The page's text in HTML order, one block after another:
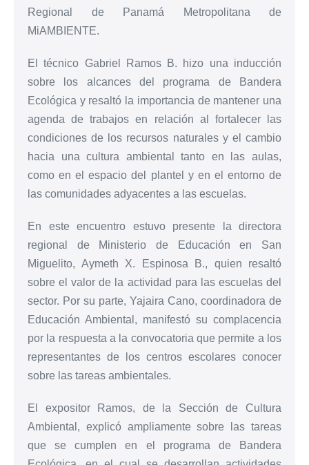
Regional de Panamá Metropolitana de
MiAMBIENTE.
El técnico Gabriel Ramos B. hizo una inducción
sobre los alcances del programa de Bandera
Ecológica y resaltó la importancia de mantener una
agenda de trabajos en relación al fortalecer las
condiciones de los recursos naturales y el cambio
hacia una cultura ambiental tanto en las aulas,
como en el espacio del plantel y en el entorno de
las comunidades adyacentes a las escuelas.
En este encuentro estuvo presente la directora
regional de Ministerio de Educación en San
Miguelito, Aymeth X. Espinosa B., quien resaltó
sobre el valor de la actividad para las escuelas del
sector. Por su parte, Yajaira Cano, coordinadora de
Educación Ambiental, manifestó su complacencia
por la respuesta a la convocatoria que permite a los
representantes de los centros escolares conocer
sobre las tareas ambientales.
El expositor Ramos, de la Sección de Cultura
Ambiental, explicó ampliamente sobre las tareas
que se cumplen en el programa de Bandera